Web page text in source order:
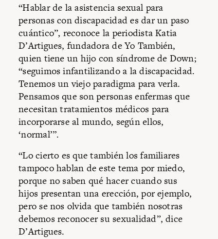
“Hablar de la asistencia sexual para
personas con discapacidad es dar un paso
cuántico”, reconoce la periodista Katia
D’Artigues, fundadora de Yo También,
quien tiene un hijo con síndrome de Down;
“seguimos infantilizando a la discapacidad.
Tenemos un viejo paradigma para verla.
Pensamos que son personas enfermas que
necesitan tratamientos médicos para
incorporarse al mundo, según ellos,
‘normal’”.
“Lo cierto es que también los familiares
tampoco hablan de este tema por miedo,
porque no saben qué hacer cuando sus
hijos presentan una erección, por ejemplo,
pero se nos olvida que también nosotras
debemos reconocer su sexualidad”, dice
D’Artigues.